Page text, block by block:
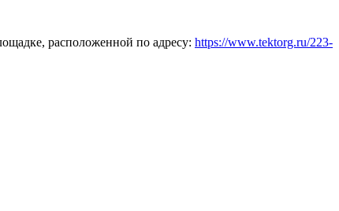
расположенной по адресу: https://www.tektorg.ru/223-